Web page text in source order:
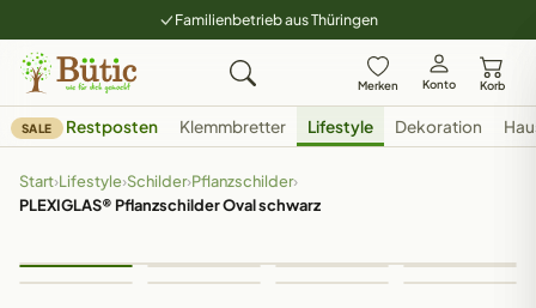
Familienbetrieb aus Thüringen
Merken Konto Korb
SALE Restposten Klemmbretter Lifestyle Dekoration
Start›Lifestyle›Schilder›Pflanzschilder›
PLEXIGLAS® Pflanzschilder Oval schwarz